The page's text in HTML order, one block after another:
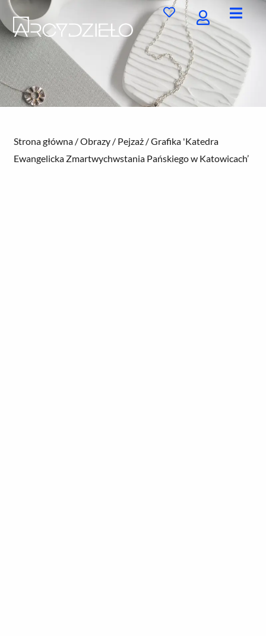
Przejdź
do
treści
Strona główna /Obrazy / Pejzaż / Grafika 'Katedra
Ewangelicka Zmartwychwstania Pańskiego w Katowicach’